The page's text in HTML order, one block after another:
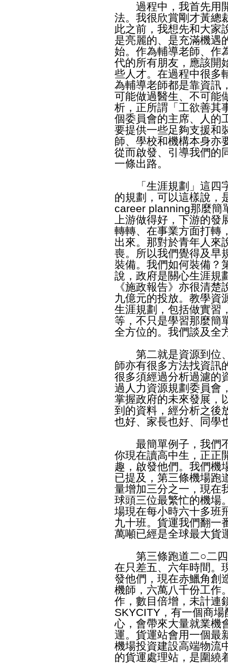
過程中，我首先用開
法。我很欣賞剛才黃總
此之前，我想先和大家
是亮麗的、是充滿機遇
始。作為輔導老師、作
代的所有朋友，應該開
些人才。在過程中很多
為輔導老師都是靠資訊
可能做過醫生、不可能
析，正所謂「工欲善其
個委員會的主席、人的
要提供一些足夠支援和
師、學校和機構本身亦
從而啟發、引導我們的
一條出路。
「生涯規劃」這四字
的規劃，可以這樣說，
career planning那麼簡
上游做得好，下游的
轉轉、在事業方面打轉
出來。那對於青年人來
喪。所以我們覺得及早
裝備。我們如何裝備？
說，政府是關心生涯規
《施政報告》亦很清
九億元的投放。教學資
生涯規劃，包括做實習
等，不只是學習那麼簡
全方位的。我們談及全
第二就是資源到位、
師亦有很多方法找資訊
很多須經過分析過濾的
過人力資源規劃委員會
掌握政府的未來發展，
到的資料，經分析之後
也好、家長也好、同學
最簡單例子，我們不
你現在讀高中生，正正
趣，啟發他們。我們機
已提及，第三條機場跑
量增加三分之一，現在
球頭三位最繁忙的機場
場現在每小時六十多班
九十班。貨運我們翻一
萬噸已經是全球最大貨
第三條跑道二○二四
在只差五、六年時間。
發他們，現在赤鱲角創
機師，六萬八千份工作
作，數目倍增，未計連
SKYCITY，有一個商
心，會帶來大量就業機
運。貨運站會用一個最
機場投資建設高端物流
的貨運處理站，是圍繞